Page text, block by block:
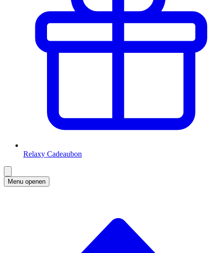
Relaxy Cadeaubon
Menu openen